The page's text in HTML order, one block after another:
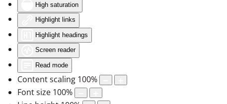
High saturation
Highlight links
Highlight headings
Screen reader
Read mode
Content scaling 100%
Font size 100%